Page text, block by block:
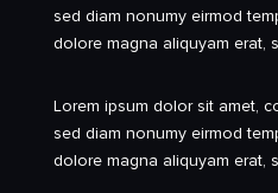
sed diam nonumy eirmod
dolore magna aliquyam erat,
Lorem ipsum dolor sit amet,
sed diam nonumy eirmod
dolore magna aliquyam erat,